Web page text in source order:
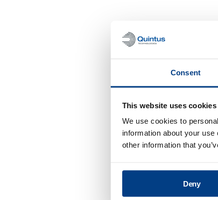
Consent
This website uses cookies
We use cookies to
information about your
other information that
Deny
保証
装置の